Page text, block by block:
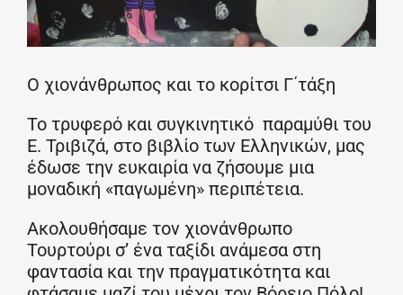
Ο χιονάνθρωπος και το κορίτσι Γ΄τάξη
Το τρυφερό και συγκινητικό παραμύθι του
Ε. Τριβιζά, στο βιβλίο των Ελληνικών, μας
έδωσε την ευκαιρία να ζήσουμε μια
μοναδική «παγωμένη» περιπέτεια.
Ακολουθήσαμε τον χιονάνθρωπο
Τουρτούρι σ’ ένα ταξίδι ανάμεσα στη
φαντασία και την πραγματικότητα και